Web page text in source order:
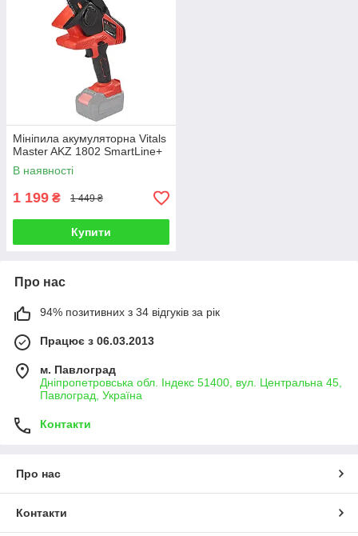
Мініпила акумуляторна Vitals
Master AKZ 1802 SmartLine+
В наявності
1 199 ₴ 1 449 ₴
Купити
Про нас
94% позитивних з 34 відгуків за рік
Працює з 06.03.2013
м. Павлоград
Дніпропетровська обл. Індекс 51400, вул. Центральна 45,
Павлоград, Україна
Контакти
Про нас
Контакти